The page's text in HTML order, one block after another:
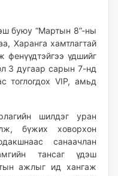
буюу “Мартын 8”-ны
Харанга хамтлагтай
фенүүдтэйгээ үдшийг
3 дугаар сарын 7-нд
тоглогдох VIP, амьд
шилдэг уран
бүжих ховорхон
санаачлан
тансаг үдэш
ажлыг ид хангаж